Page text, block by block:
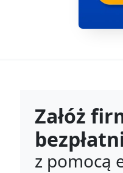
Załóż
z pomocą